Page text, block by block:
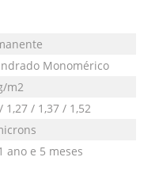
Monomérico
m2
1,27 / 1,37 / 1,52
ano e 5 meses